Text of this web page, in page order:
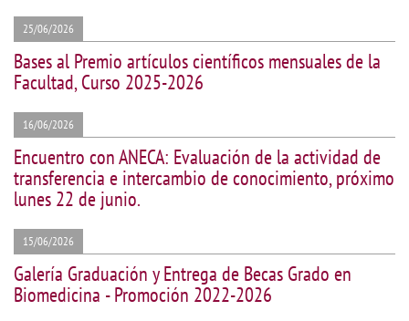
25/06/2026
Bases al Premio artículos científicos mensuales de la
Facultad, Curso 2025-2026
16/06/2026
Encuentro con ANECA: Evaluación de la actividad de
transferencia e intercambio de conocimiento, próximo
lunes 22 de junio.
15/06/2026
Galería Graduación y Entrega de Becas Grado en
Biomedicina - Promoción 2022-2026